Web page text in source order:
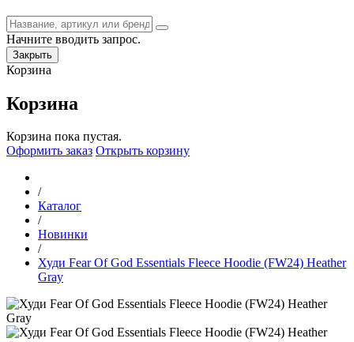
Начните вводить запрос.
Закрыть
Корзина
Корзина
Корзина пока пустая.
Оформить заказ Открыть корзину
/
Каталог
/
Новинки
/
Худи Fear Of God Essentials Fleece Hoodie (FW24) Heather
Gray